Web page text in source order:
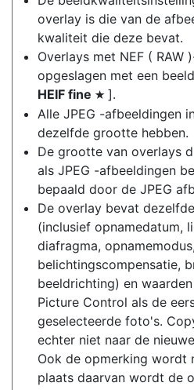
overlay is die van de
kwaliteit die deze bevat.
Overlays met NEF (
opgeslagen met een
HEIF fine m ].
Alle JPEG -afbeeldingen
dezelfde grootte hebben.
De grootte van overlays
als JPEG -afbeeldingen
bepaald door de JPEG
De overlay bevat
(inclusief opnamedatum,
diafragma, opnamemodus,
belichtingscompensatie,
beeldrichting) en
Picture Control als de
geselecteerde foto's.
echter niet naar de
Ook de opmerking wordt
plaats daarvan wordt de